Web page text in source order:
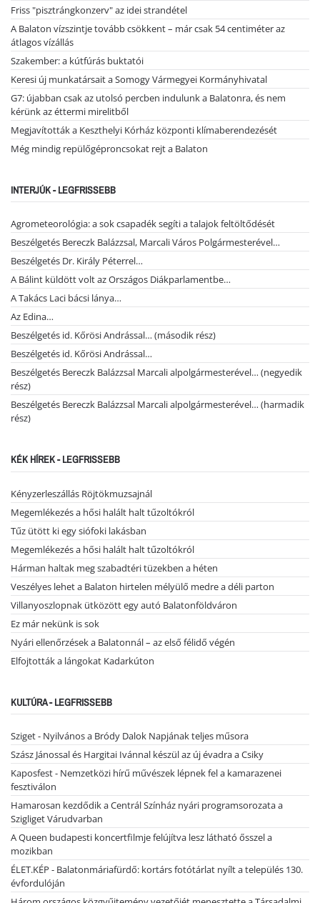
Friss "pisztrángkonzerv" az idei strandétel
A Balaton vízszintje tovább csökkent – már csak 54 centiméter az
átlagos vízállás
Szakember: a kútfúrás buktatói
Keresi új munkatársait a Somogy Vármegyei Kormányhivatal
G7: újabban csak az utolsó percben indulunk a Balatonra, és nem
kérünk az éttermi mirelitből
Megjavították a Keszthelyi Kórház központi klímaberendezését
Még mindig repülőgéproncsokat rejt a Balaton
INTERJÚK - LEGFRISSEBB
Agrometeorológia: a sok csapadék segíti a talajok feltöltődését
Beszélgetés Bereczk Balázzsal, Marcali Város Polgármesterével…
Beszélgetés Dr. Király Péterrel…
A Bálint küldött volt az Országos Diákparlamentbe…
A Takács Laci bácsi lánya…
Az Edina…
Beszélgetés id. Kőrösi Andrással… (második rész)
Beszélgetés id. Kőrösi Andrással…
Beszélgetés Bereczk Balázzsal Marcali alpolgármesterével… (negyedik
rész)
Beszélgetés Bereczk Balázzsal Marcali alpolgármesterével… (harmadik
rész)
KÉK HÍREK - LEGFRISSEBB
Kényzerleszállás Röjtökmuzsajnál
Megemlékezés a hősi halált halt tűzoltókról
Tűz ütött ki egy siófoki lakásban
Megemlékezés a hősi halált halt tűzoltókról
Hárman haltak meg szabadtéri tüzekben a héten
Veszélyes lehet a Balaton hirtelen mélyülő medre a déli parton
Villanyoszlopnak ütközött egy autó Balatonföldváron
Ez már nekünk is sok
Nyári ellenőrzések a Balatonnál – az első félidő végén
Elfojtották a lángokat Kadarkúton
KULTÚRA - LEGFRISSEBB
Sziget - Nyilvános a Bródy Dalok Napjának teljes műsora
Szász Jánossal és Hargitai Ivánnal készül az új évadra a Csiky
Kaposfest - Nemzetközi hírű művészek lépnek fel a kamarazenei
fesztiválon
Hamarosan kezdődik a Centrál Színház nyári programsorozata a
Szigliget Várudvarban
A Queen budapesti koncertfilmje felújítva lesz látható ősszel a
mozikban
ÉLET.KÉP - Balatonmáriafürdő: kortárs fotótárlat nyílt a település 130.
évfordulóján